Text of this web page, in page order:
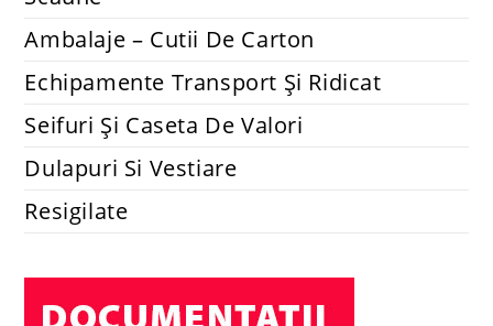
Set 2 lavete mopuri compatibile cu robot Xiaomi Mi Robot